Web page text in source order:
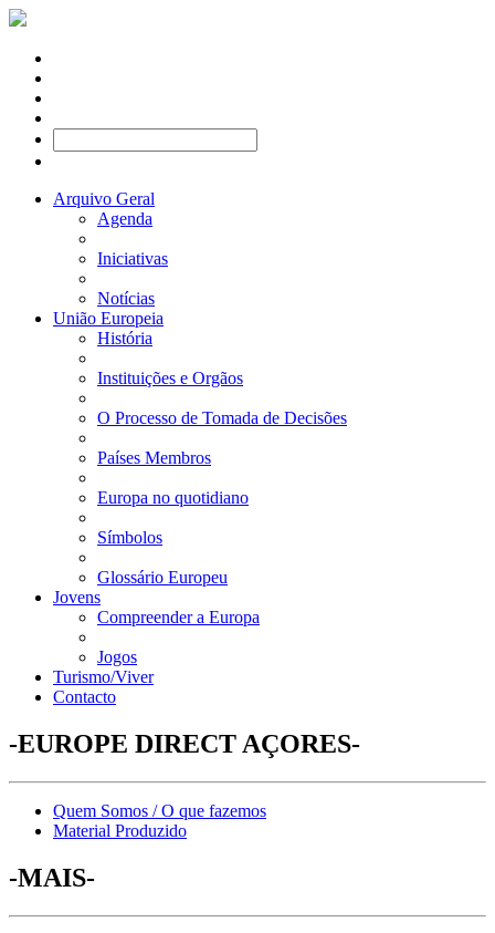
Arquivo Geral
Agenda
Iniciativas
Notícias
União Europeia
História
Instituições e Orgãos
O Processo de Tomada de Decisões
Países Membros
Europa no quotidiano
Símbolos
Glossário Europeu
Jovens
Compreender a Europa
Jogos
Turismo/Viver
Contacto
-EUROPE DIRECT AÇORES-
Quem Somos / O que fazemos
Material Produzido
-MAIS-